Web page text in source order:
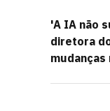
'A IA não
diretora
mudanças